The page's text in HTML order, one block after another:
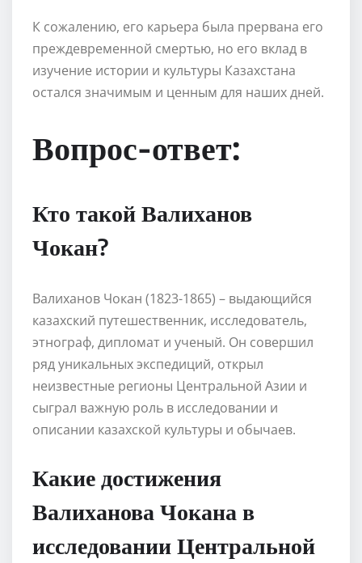
К сожалению, его карьера была прервана его
преждевременной смертью, но его вклад в
изучение истории и культуры Казахстана
остался значимым и ценным для наших дней.
Вопрос-ответ:
Кто такой Валиханов
Чокан?
Валиханов Чокан (1823-1865) – выдающийся
казахский путешественник, исследователь,
этнограф, дипломат и ученый. Он совершил
ряд уникальных экспедиций, открыл
неизвестные регионы Центральной Азии и
сыграл важную роль в исследовании и
описании казахской культуры и обычаев.
Какие достижения
Валиханова Чокана в
исследовании Центральной